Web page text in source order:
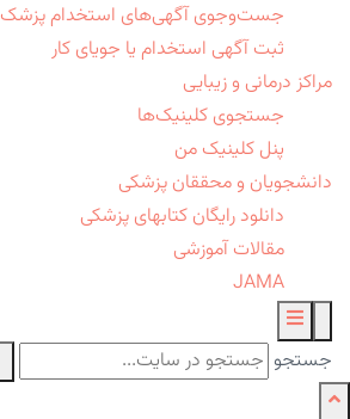
جست‌وجوی آگهی‌های استخدام پزشک
ثبت آگهی استخدام یا جویای کار
مراکز درمانی و زیبایی
جستجوی کلینیک‌ها
پنل کلینیک من
دانشجویان و محققان پزشکی
دانلود رایگان کتابهای پزشکی
مقالات آموزشی
JAMA
جستجو